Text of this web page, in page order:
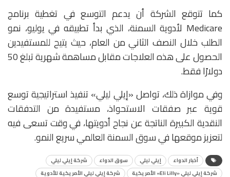
كما تتوقع الشركة أن يدعم التوسع في تغطية برنامج
Medicare لأدوية السمنة، الذي بدأ تطبيقه في يوليو، نمو
الطلب خلال النصف الثاني من العام، حيث يتيح للمستفيدين
الحصول على هذه العلاجات مقابل مساهمة شهرية تبلغ 50
دولارًا فقط.
وفي موازاة ذلك، تواصل «إيلي ليلي» تنفيذ استراتيجية توسع
قوية عبر صفقات الاستحواذ، مستفيدة من التدفقات
النقدية الكبيرة الناتجة عن نجاح أدويتها، في وقت تسعى فيه
لتعزيز موقعها في سوق السمنة العالمي سريع النمو.
أخبار الدواء إيلي ليلي سوق الدواء
شركة إيلي ليلي
شركة إيلي ليلي «Eli Lilly» الأمريكية
شركة إيلي ليلي الأمريكية للأدوية